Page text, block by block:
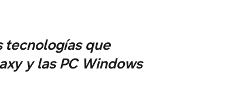
tecnologías que
y las PC Windows